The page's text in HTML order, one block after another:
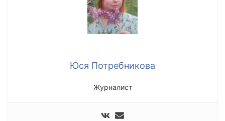
Юся Потребникова
Журналист